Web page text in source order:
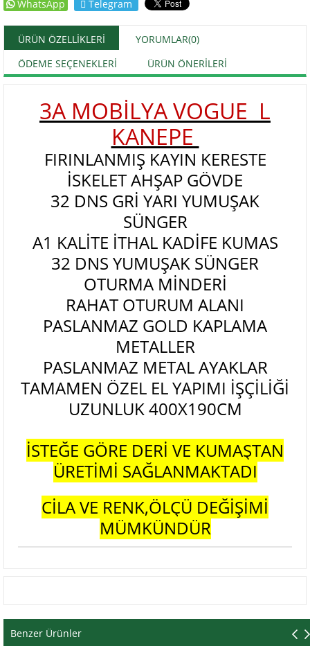
WhatsApp Telegram
ÜRÜN ÖZELLIKLERI YORUMLAR(0)
ÖDEME SEÇENEKLERI
ÜRÜN ÖNERILERI
3A MOBİLYA VOGUE L
KANEPE
FIRINLANMIŞ KAYIN KERESTE
İSKELET AHŞAP GÖVDE
32 DNS GRİ YARI YUMUŞAK
SÜNGER
A1 KALİTE İTHAL KADİFE KUMAS
32 DNS YUMUŞAK SÜNGER
OTURMA MİNDERİ
RAHAT OTURUM ALANI
PASLANMAZ GOLD KAPLAMA
METALLER
PASLANMAZ METAL AYAKLAR
TAMAMEN ÖZEL EL YAPIMI İŞÇİLİĞİ
UZUNLUK 400X190CM
İSTEĞE GÖRE DERİ VE KUMAŞTAN
ÜRETİMİ SAĞLANMAKTADI
CİLA VE RENK,ÖLÇÜ DEĞİŞİMİ
MÜMKÜNDÜR
Benzer Ürünler